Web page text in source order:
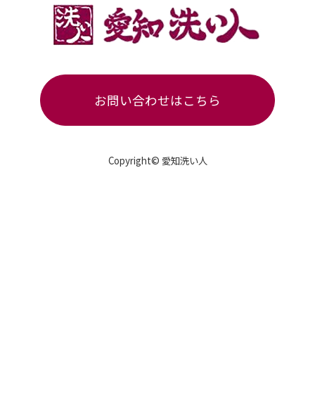
お問い合わせはこちら
Copyright© 愛知洗い人